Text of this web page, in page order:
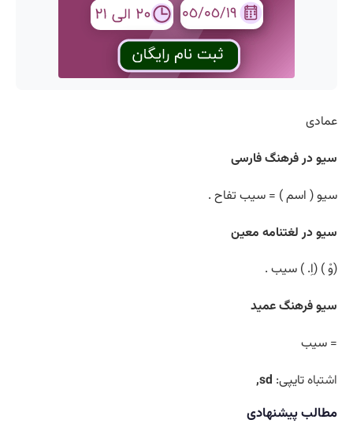
عمادی
سیو در فرهنگ فارسی
سیو ( اسم ) = سیب تفاح .
سیو در لغتنامه معین
(وْ ) (اِ. ) سیب .
سیو فرهنگ عمید
= سیب
اشتباهتایپی: sd,
مطالب پیشنهادی